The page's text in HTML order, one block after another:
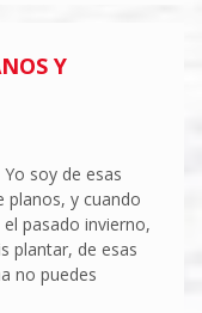
Y
soy de esas
planos, y cuando
pasado invierno,
plantar, de esas
no puedes